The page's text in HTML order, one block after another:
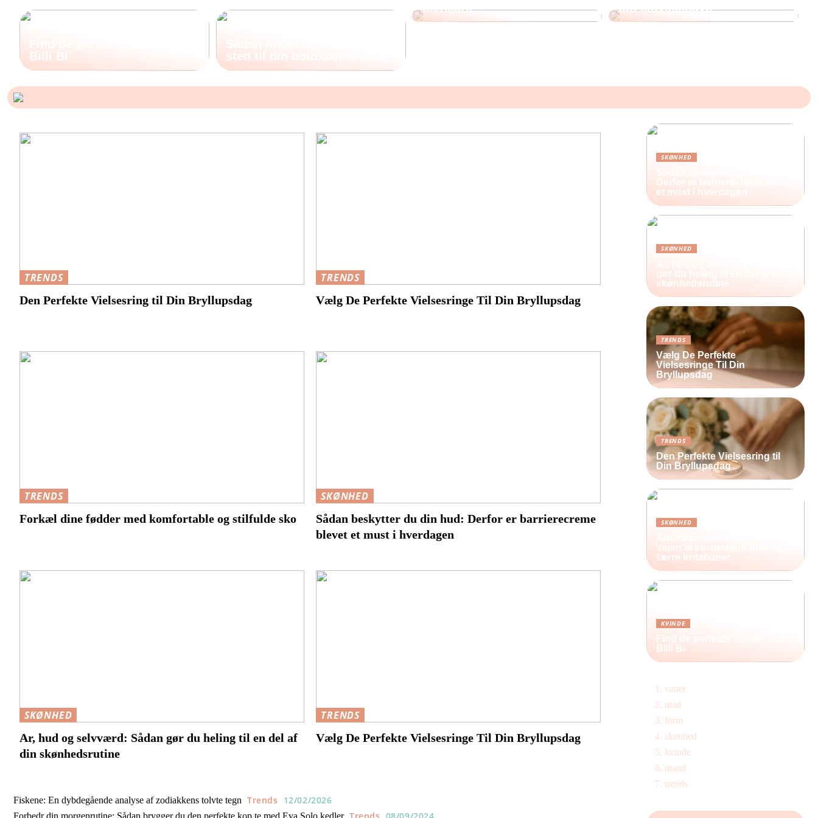
Billi Bi
sted til din botoxbehandling
Skincare
din smykkegave
TRENDS
Den Perfekte Vielsesring til Din Bryllupsdag
TRENDS
Vælg De Perfekte Vielsesringe Til Din Bryllupsdag
TRENDS
Forkæl dine fødder med komfortable og stilfulde sko
SKØNHED
Sådan beskytter du din hud: Derfor er barrierecreme
blevet et must i hverdagen
SKØNHED
Ar, hud og selvværd: Sådan gør du heling til en del af
din skønhedsrutine
TRENDS
Vælg De Perfekte Vielsesringe Til Din Bryllupsdag
Fiskene: En dybdegående analyse af zodiakkens tolvte tegn Trends 12/02/2026
Forbedr din morgenrutine: Sådan brygger du den perfekte kop te med Eva Solo kedler Trends 08/09/2024
SKØNHED
Derfor er barrierecreme blevet
et must i hverdagen
SKØNHED
gør du heling til en del af din
skønhedsrutine
TRENDS
Vælg De Perfekte
Vielsesringe Til Din
Bryllupsdag
TRENDS
Den Perfekte Vielsesring til
Din Bryllupsdag
SKØNHED
Vejen til en sundere hud og
færre irritationer
KVINDE
Find de perfekte støvler hos
Billi Bi
vaner
mad
form
skønhed
kvinde
mand
trends